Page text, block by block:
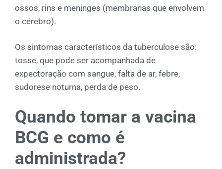
ossos, rins e meninges (membranas que envolvem
o cérebro).
Os sintomas característicos da tuberculose são:
tosse, que pode ser acompanhada de
expectoração com sangue, falta de ar, febre,
sudorese noturna, perda de peso.
Quando tomar a vacina
BCG e como é
administrada?